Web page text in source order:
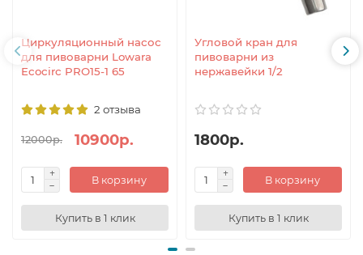
Циркуляционный насос
для пивоварни Lowara
Ecocirc PRO15-1 65
2 отзыва
12000р. 10900р.
В корзину
Купить в 1 клик
Угловой кран для
пивоварни из
нержавейки 1/2
1800р.
В корзину
Купить в 1 клик